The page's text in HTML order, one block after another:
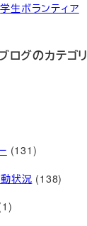
学生ボランティア
ログのカテゴリ
(131)
状況 (138)